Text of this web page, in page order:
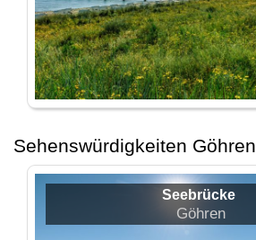
Sehenswürdigkeiten Göhren
Seebrücke
Göhren